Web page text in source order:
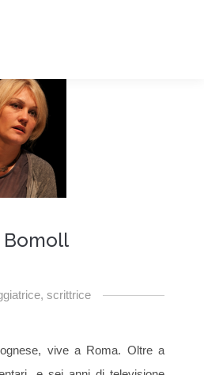
Bomoll
scrittrice
vive a Roma. Oltre a